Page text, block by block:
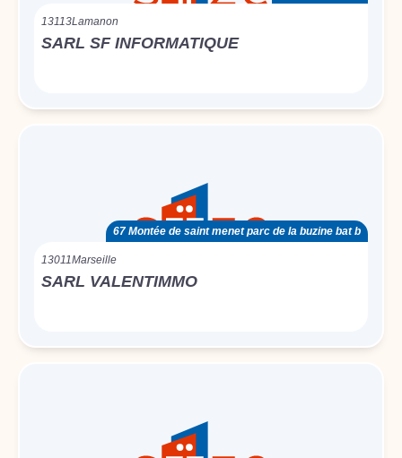
13113Lamanon
SARL SF INFORMATIQUE
67 Montée de saint menet parc de la buzine bat b
13011Marseille
SARL VALENTIMMO